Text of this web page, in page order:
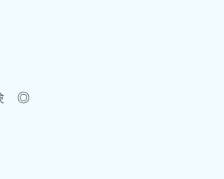
験 ◎